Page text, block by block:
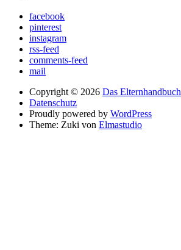
facebook
pinterest
instagram
rss-feed
comments-feed
mail
Copyright © 2026 Das Elternhandbuch
Datenschutz
Proudly powered by WordPress
Theme: Zuki von Elmastudio